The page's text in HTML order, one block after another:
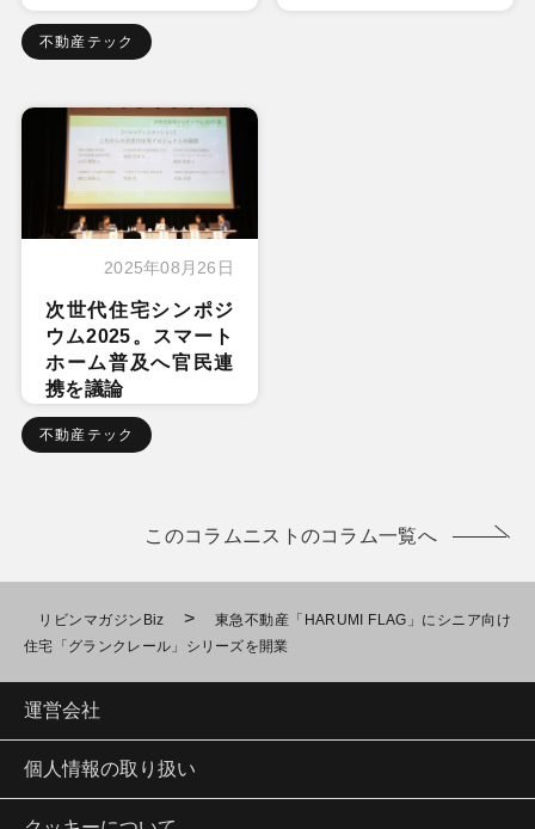
不動産テック
2025年08月26日
次世代住宅シンポジ
ウム2025。スマート
ホーム普及へ官民連
携を議論
不動産テック
このコラムニストのコラム一覧へ
リビンマガジンBiz >
東急不動産「HARUMI FLAG」にシニア向け
住宅「グランクレール」シリーズを開業
運営会社
個人情報の取り扱い